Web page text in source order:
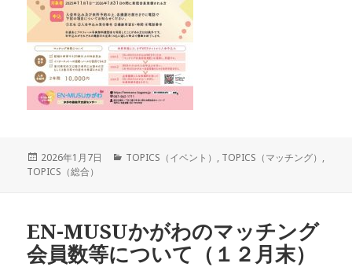
投
稿
2026年1月7日
カ
TOPICS（イベント） , TOPICS（マッチング） ,
TOPICS（総合）
EN-MUSUかがわのマッチング
会員数等について（１２月末）